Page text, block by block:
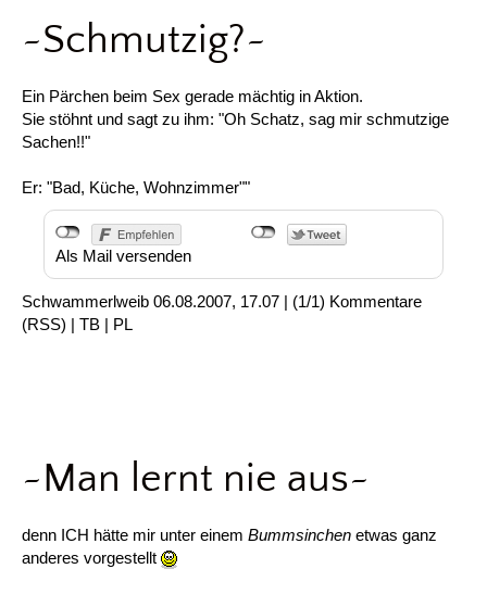
~Schmutzig?~
Ein Pärchen beim Sex gerade mächtig in Aktion.
Sie stöhnt und sagt zu ihm: "Oh Schatz, sag mir schmutzige
Sachen!!"
Er: "Bad, Küche, Wohnzimmer""
Als Mail versenden
Schwammerlweib 06.08.2007, 17.07 | (1/1) Kommentare
(RSS) | TB | PL
~Man lernt nie aus~
denn ICH hätte mir unter einem Bummsinchen etwas ganz
anderes vorgestellt